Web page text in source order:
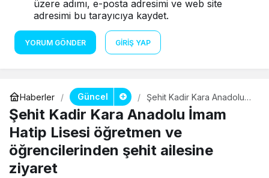
üzere adımı, e-posta adresimi ve web site
adresimi bu tarayıcıya kaydet.
YORUM GÖNDER GIRIŞ YAP
Haberler Güncel
Şehit Kadir Kara Anadolu
İmam Hatip Lisesi
öğretmen ve
öğrencilerinden şehit
ailesine ziyaret
Şehit Kadir Kara Anadolu İmam
Hatip Lisesi öğretmen ve
öğrencilerinden şehit ailesine
ziyaret